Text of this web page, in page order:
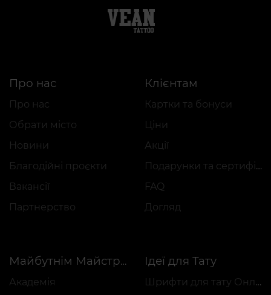
Про нас
Про нас
Обрати місто
Новини
Благодійні проєкти
Вакансії
Партнерство
Клієнтам
Картки та бонуси
Ціни
Акції
Подарунки та сертифікати
FAQ
Догляд
Майбутнім Майстрам
Академія
Ідеї для Тату
Шрифти для тату Онлайн